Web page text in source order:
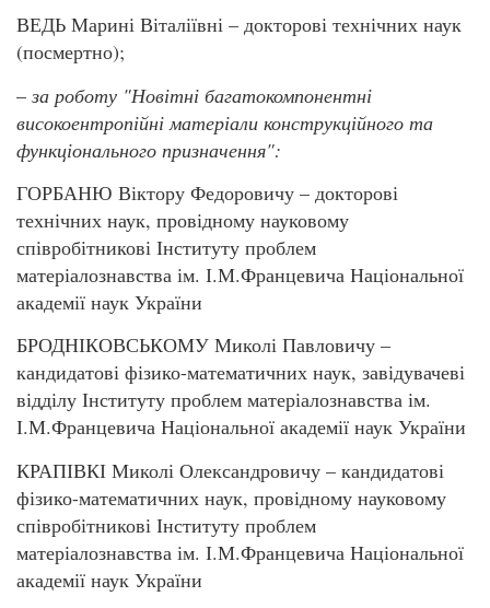
ВЕДЬ Марині Віталіївні – докторові технічних наук
(посмертно);
– за роботу "Новітні багатокомпонентні
високоентропійні матеріали конструкційного та
функціонального призначення":
ГОРБАНЮ Віктору Федоровичу – докторові
технічних наук, провідному науковому
співробітникові Інституту проблем
матеріалознавства ім. І.М.Францевича Національної
академії наук України
БРОДНІКОВСЬКОМУ Миколі Павловичу –
кандидатові фізико-математичних наук, завідувачеві
відділу Інституту проблем матеріалознавства ім.
І.М.Францевича Національної академії наук України
КРАПІВКІ Миколі Олександровичу – кандидатові
фізико-математичних наук, провідному науковому
співробітникові Інституту проблем
матеріалознавства ім. І.М.Францевича Національної
академії наук України